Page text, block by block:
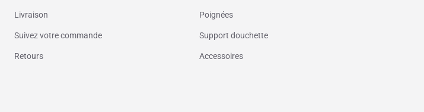
Livraison
Suivez votre commande
Retours
Poignées
Support douchette
Accessoires